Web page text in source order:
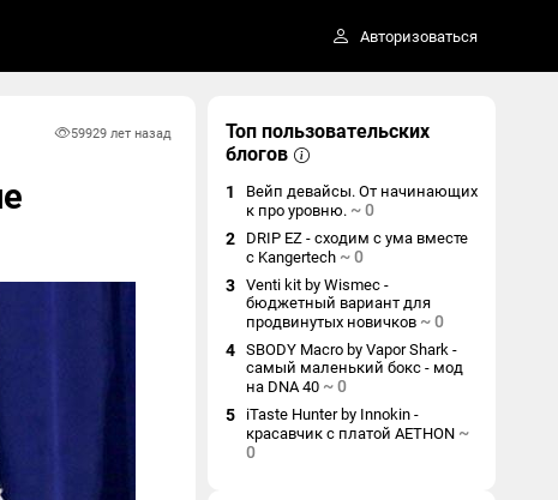
Авторизоваться
59929 лет назад
Топ пользовательских
блогов
1
Вейп девайсы. От начинающих
к про уровню. ~0
2
DRIP EZ - сходим с ума вместе
с Kangertech ~0
3 Venti kit by Wismec -
бюджетный вариант для
продвинутых новичков ~0
4 SBODY Macro by Vapor Shark -
самый маленький бокс - мод
на DNA 40 ~0
5
iTaste Hunter by Innokin -
красавчик с платой AETHON ~
0